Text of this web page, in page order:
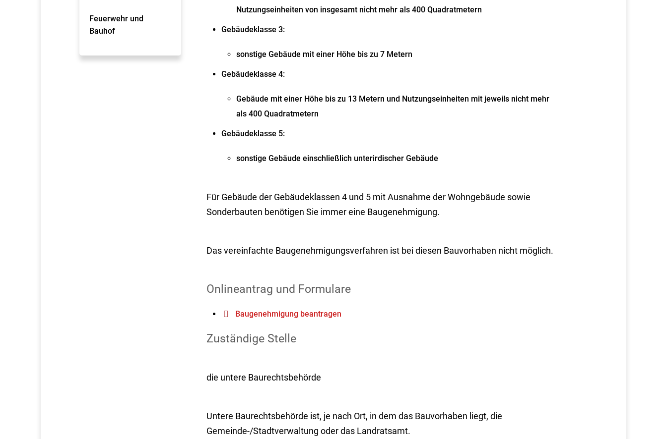
Feuerwehr und
Bauhof
Nutzungseinheiten von insgesamt nicht mehr als 400 Quadratmetern
Gebäudeklasse 3:
sonstige Gebäude mit einer Höhe bis zu 7 Metern
Gebäudeklasse 4:
Gebäude mit einer Höhe bis zu 13 Metern und Nutzungseinheiten mit jeweils nicht mehr
als 400 Quadratmetern
Gebäudeklasse 5:
sonstige Gebäude einschließlich unterirdischer Gebäude
Für Gebäude der Gebäudeklassen 4 und 5 mit Ausnahme der Wohngebäude sowie
Sonderbauten benötigen Sie immer eine Baugenehmigung.
Das vereinfachte Baugenehmigungsverfahren ist bei diesen Bauvorhaben nicht möglich.
Onlineantrag und Formulare
Baugenehmigung beantragen
Zuständige Stelle
die untere Baurechtsbehörde
Untere Baurechtsbehörde ist, je nach Ort, in dem das Bauvorhaben liegt, die
Gemeinde-/Stadtverwaltung oder das Landratsamt.